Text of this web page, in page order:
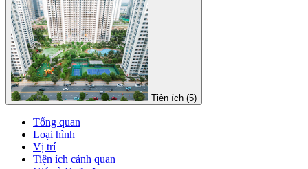
Tiện ích (5)
Tổng quan
Loại hình
Vị trí
Tiện ích cảnh quan